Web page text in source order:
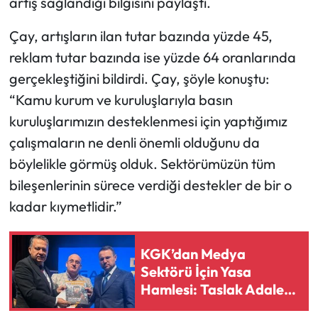
Çay, artışların ilan tutar bazında yüzde 45,
reklam tutar bazında ise yüzde 64 oranlarında
gerçekleştiğini bildirdi. Çay, şöyle konuştu:
“Kamu kurum ve kuruluşlarıyla basın
kuruluşlarımızın desteklenmesi için yaptığımız
çalışmaların ne denli önemli olduğunu da
böylelikle görmüş olduk. Sektörümüzün tüm
bileşenlerinin sürece verdiği destekler de bir o
kadar kıymetlidir.”
KGK’dan Medya
Sektörü İçin Yasa
Hamlesi: Taslak Adalet
Bakanı’na İletildi